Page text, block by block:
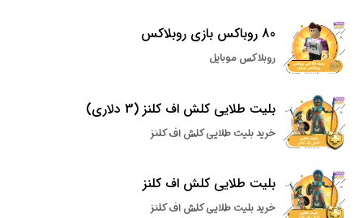
80 روباکس بازی روبلاکس
روبلاکس موبایل
بلیت طلایی کلش اف کلنز (3 دلاری)
خرید بلیت طلایی کلش اف کلنز
بلیت طلایی کلش اف کلنز
خرید بلیت طلایی کلش اف کلنز